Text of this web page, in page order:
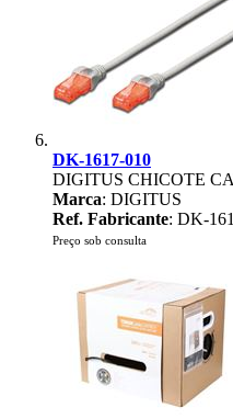
DK-1617-010
DIGITUS CHICOTE
Marca: DIGITUS
Ref. Fabricante: DK-
Preço sob consulta